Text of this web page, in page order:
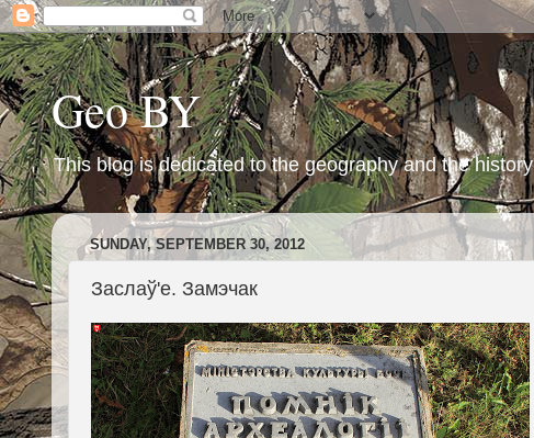
Geo BY
This blog is dedicated to the geography and the history
SUNDAY, SEPTEMBER 30, 2012
Заслаў'е. Замэчак